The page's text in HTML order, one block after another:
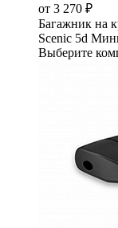
от 3 270 ₽
Багажник на
Scenic 5d
Выберите